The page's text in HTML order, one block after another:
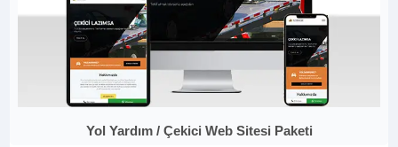
Yol Yardım / Çekici Web Sitesi Paketi